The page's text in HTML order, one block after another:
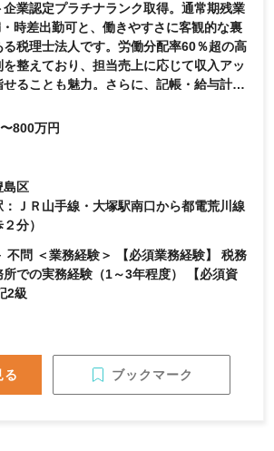
企業認定プラチナランク取得。通常期残業
時差出勤可と、働きやすさに客観的な裏
る税理士法人です。労働分配率60％超の高
を整えており、担当売上に応じて収入アッ
せることも魅力。さらに、記帳・給与計
客様対応や提案業務に集中しやすい環境
800万円
島区
：ＪＲ山手線・大塚駅南口から都電荒川線
分）
須業務経験】 税務
での実務経験（1～3年程度） 【必須資
2級
る ブックマーク